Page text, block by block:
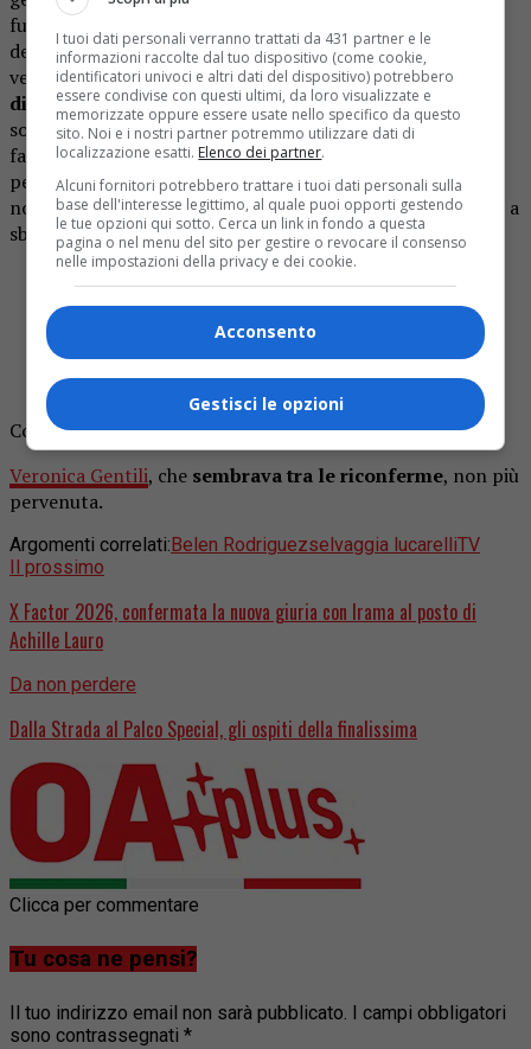
fuori e dentro lo studio, e di riportare al centro la “verità”
del reality, tra dinamiche umane e colpi di scena.Resta da
vedere se il cambio di format ( che resterà orfano della
diretta ed acquisterà un taglio registrato alla TI ndr
sortirà lo stesso effetto sulla dialettica della Lucarelli che
fa dell’improvvisazione una cifra netta della sua
personalità televisiva. Tra i rumors è spuntato anche il
nome del primo naufrago pronto (ma ne avevamo dubbi?) a
sbarcare nelle Filippine ed è Francesco Chiofalo.
#FrancescoChiofalose la prende anche con i
preti che danno l’ostia con le mani sporche😂😂
pic.twitter.com/F40wreHDF6
— MondoTV24 (@MondoTV241)April 14, 2026
Come la metterà, a questo punto,con l’igiene?
Veronica Gentili, che sembrava tra le riconferme, non più
pervenuta.
Argomenti correlati: Belen Rodriguezselvaggia lucarelliTV
Il prossimo
X Factor 2026, confermata la nuova giuria con Irama al posto di
Achille Lauro
Da non perdere
Dalla Strada al Palco Special, gli ospiti della finalissima
Clicca per commentare
Tu cosa ne pensi?
Il tuo indirizzo email non sarà pubblicato.
I campi obbligatori
sono contrassegnati *
I tuoi dati personali verranno trattati da 431 partner e le
informazioni raccolte dal tuo dispositivo (come cookie,
identificatori univoci e altri dati del dispositivo) potrebbero
essere condivise con questi ultimi, da loro visualizzate e
memorizzate oppure essere usate nello specifico da questo
sito. Noi e i nostri partner potremmo utilizzare dati di
localizzazione esatti. Elenco dei partner.
Alcuni fornitori potrebbero trattare i tuoi dati personali sulla
base dell'interesse legittimo, al quale puoi opporti gestendo
le tue opzioni qui sotto. Cerca un link in fondo a questa
pagina o nel menu del sito per gestire o revocare il consenso
nelle impostazioni della privacy e dei cookie.
Acconsento
Gestisci le opzioni